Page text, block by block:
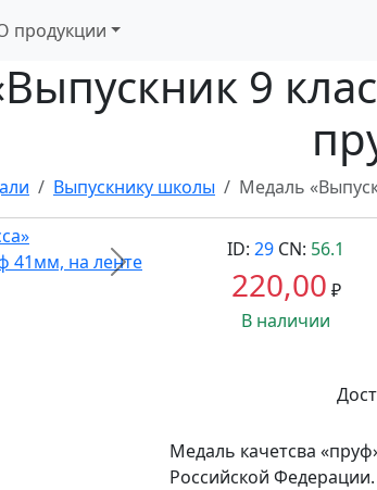
продукции
9
Выпускнику школы Медаль
Вперед
ID:29 CN: 56.1
220,00 ₽
В наличии
Медаль качетсва
Российской Федерации.